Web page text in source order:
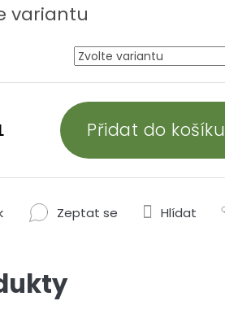
variantu
Přidat do košíku
Zeptat se Hlídat